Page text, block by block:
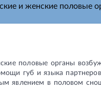
и женские половые
половые органы
губ и языка
явлением в половом